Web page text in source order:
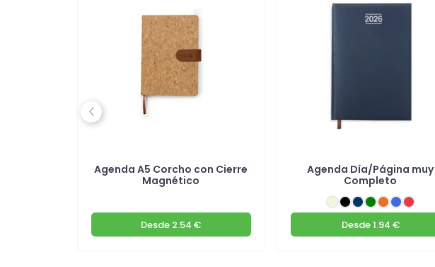
Agenda A5 Corcho con Cierre
Magnético
Desde 2.54 €
Agenda Día/Página muy
Completo
Desde1.94 €
Previous